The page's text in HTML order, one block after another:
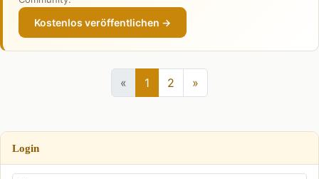
Kostenlos veröffentlichen →
« 1 2 »
Login